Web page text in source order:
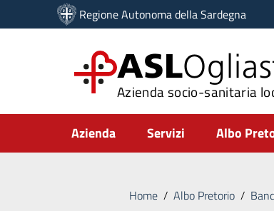
Vai ai contenuti
Vai al menu di navigazione
Regione Autonoma della Sardegna
ASL
Azienda socio-sanitaria
Submenu
Azienda Servizi Albo
Home / Albo Pretorio /